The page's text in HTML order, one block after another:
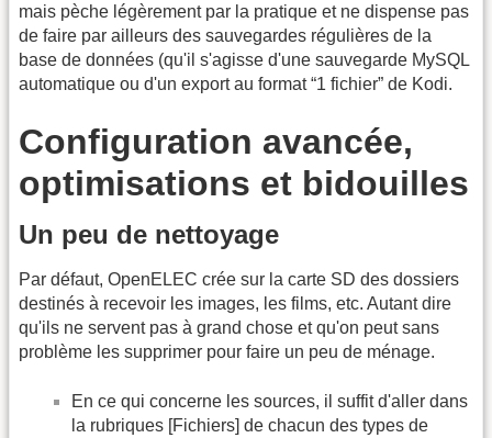
mais pèche légèrement par la pratique et ne dispense pas
de faire par ailleurs des sauvegardes régulières de la
base de données (qu'il s'agisse d'une sauvegarde MySQL
automatique ou d'un export au format “1 fichier” de Kodi.
Configuration avancée,
optimisations et bidouilles
Un peu de nettoyage
Par défaut, OpenELEC crée sur la carte SD des dossiers
destinés à recevoir les images, les films, etc. Autant dire
qu'ils ne servent pas à grand chose et qu'on peut sans
problème les supprimer pour faire un peu de ménage.
En ce qui concerne les sources, il suffit d'aller dans
la rubriques [Fichiers] de chacun des types de